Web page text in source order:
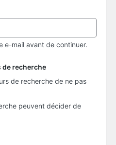
e-mail avant de continuer.
recherche
peuvent décider de